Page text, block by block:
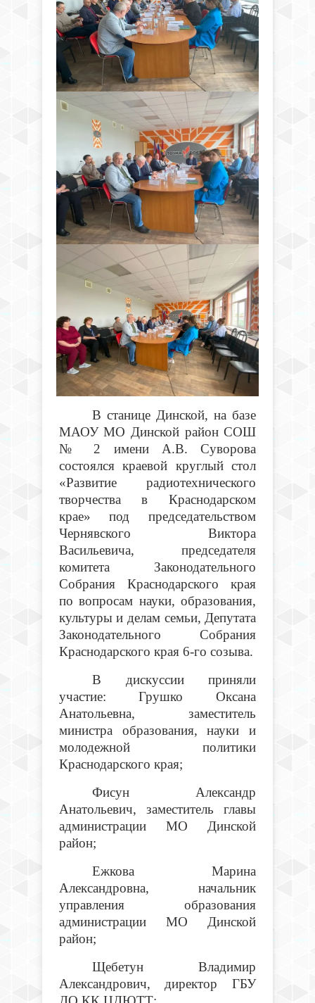
В станице Динской, на базе
МАОУ МО Динской район СОШ
№ 2 имени А.В. Суворова
состоялся краевой круглый стол
«Развитие радиотехнического
творчества в Краснодарском
крае» под председательством
Чернявского Виктора
Васильевича, председателя
комитета Законодательного
Собрания Краснодарского края
по вопросам науки, образования,
культуры и делам семьи, Депутата
Законодательного Собрания
Краснодарского края 6-го созыва.
В дискуссии приняли
участие: Грушко Оксана
Анатольевна, заместитель
министра образования, науки и
молодежной политики
Краснодарского края;
Фисун Александр
Анатольевич, заместитель главы
администрации МО Динской
район;
Ежкова Марина
Александровна, начальник
управления образования
администрации МО Динской
район;
Щебетун Владимир
Александрович, директор ГБУ